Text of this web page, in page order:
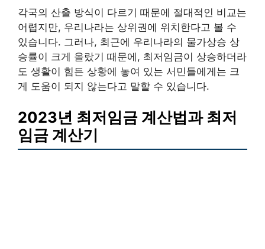
각국의 산출 방식이 다르기 때문에 절대적인 비교는
어렵지만, 우리나라는 상위권에 위치한다고 볼 수
있습니다. 그러나, 최근에 우리나라의 물가상승 상
승률이 크게 올랐기 때문에, 최저임금이 상승하더라
도 생활이 힘든 상황에 놓여 있는 서민들에게는 크
게 도움이 되지 않는다고 말할 수 있습니다.
2023년 최저임금 계산법과 최저
임금 계산기